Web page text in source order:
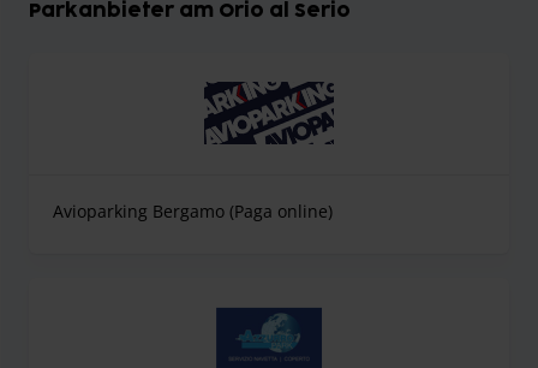
Parkanbieter am Orio al Serio
Avioparking Bergamo (Paga online)